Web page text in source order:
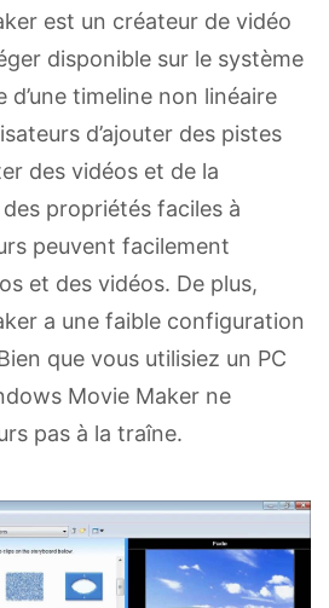
est un créateur de vidéo
disponible sur le système
d’une timeline non linéaire
d’ajouter des pistes
des vidéos et de la
propriétés faciles à
peuvent facilement
et des vidéos. De plus,
a une faible configuration
que vous utilisiez un PC
Movie Maker ne
pas à la traîne.